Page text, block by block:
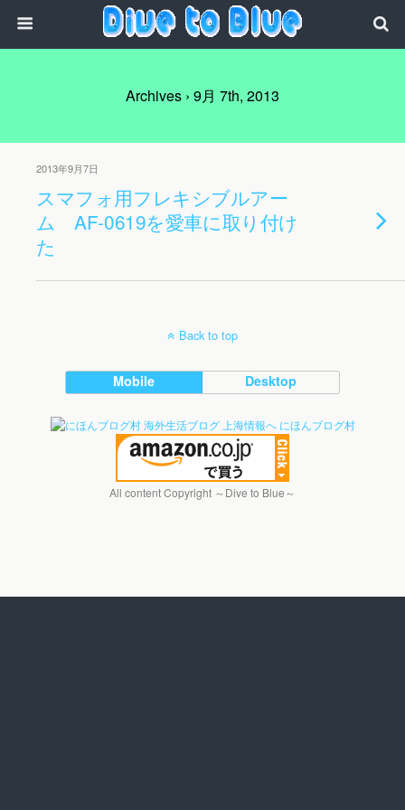
Archives › 9月 7th, 2013
2013年9月7日
スマフォ用フレキシブルアー
ム AF-0619を愛車に取り付け
た
Back to top
Mobile Desktop
にほんブログ村
All content Copyright ～Dive to Blue～